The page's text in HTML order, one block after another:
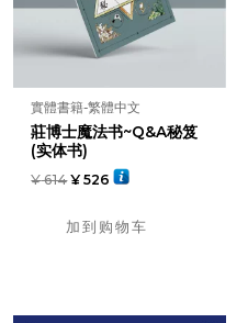
實體書籍-繁體中文
莊博士魔法书~Q&A秘笈
(实体书)
¥614 ¥ 526
加到购物车